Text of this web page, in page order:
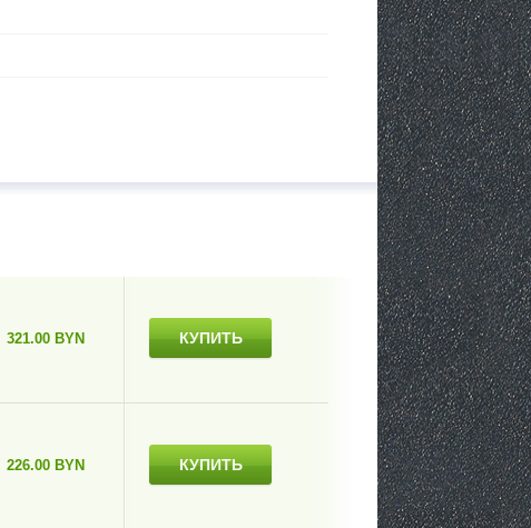
321.00 BYN КУПИТЬ
226.00 BYN КУПИТЬ